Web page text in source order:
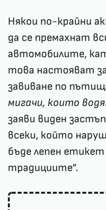
Някои по-крайни
да се премахнат
автомобилите,
това настояват
завиване по
мигачи, които
заяви виден
всеки, който
бъде лепен
традициите”.